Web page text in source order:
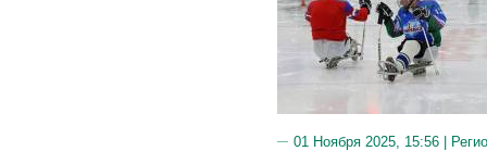
01 Ноября 2025, 15:56 |